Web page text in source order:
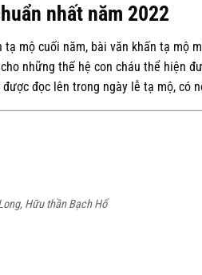
nhất năm 2022
mộ cuối năm, bài văn khấn tạ mộ
những thế hệ con cháu thể hiện
đọc lên trong ngày lễ tạ mộ, có
Hữu thần Bạch Hổ